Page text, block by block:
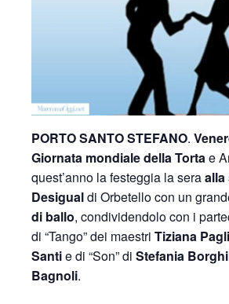
PORTO SANTO STEFANO.
Giornata mondiale della Tortae
quest’anno la festeggia la seraalla
Desigualdi Orbetello con un
di ballo, condividendolo con i
di “Tango” dei maestri Tiziana
Santie di “Son” di Stefania
Bagnoli.